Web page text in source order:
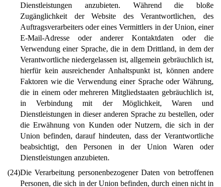
Dienstleistungen anzubieten. Während die bloße
Zugänglichkeit der Website des Verantwortlichen, des
Auftragsverarbeiters oder eines Vermittlers in der Union, einer
E-Mail-Adresse oder anderer Kontaktdaten oder die
Verwendung einer Sprache, die in dem Drittland, in dem der
Verantwortliche niedergelassen ist, allgemein gebräuchlich ist,
hierfür kein ausreichender Anhaltspunkt ist, können andere
Faktoren wie die Verwendung einer Sprache oder Währung,
die in einem oder mehreren Mitgliedstaaten gebräuchlich ist,
in Verbindung mit der Möglichkeit, Waren und
Dienstleistungen in dieser anderen Sprache zu bestellen, oder
die Erwähnung von Kunden oder Nutzern, die sich in der
Union befinden, darauf hindeuten, dass der Verantwortliche
beabsichtigt, den Personen in der Union Waren oder
Dienstleistungen anzubieten.
(24)Die Verarbeitung personenbezogener Daten von betroffenen
Personen, die sich in der Union befinden, durch einen nicht in